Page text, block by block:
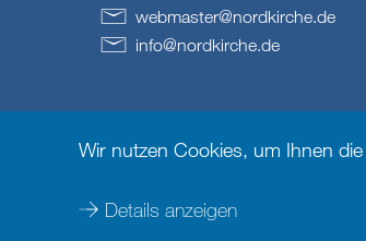
webmaster@nordkirche.de
info@nordkirche.de
Wir nutzen Cookies, um Ihnen
Details anzeigen